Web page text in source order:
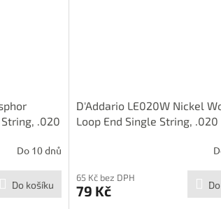
.020
Do 10 dnů
Do košíku
D'Addario LE020W Nickel
Loop End Single String, .020
65 Kč bez DPH
79 Kč